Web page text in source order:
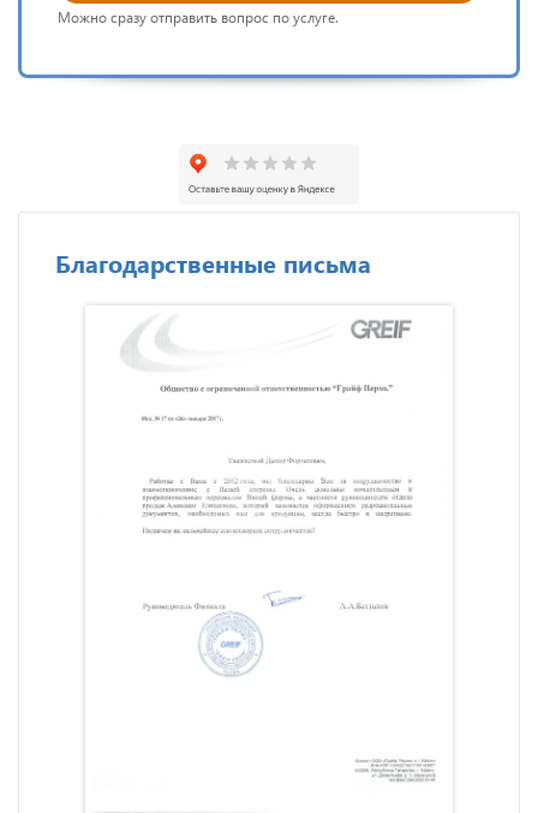
Можно сразу отправить вопрос по услуге.
Благодарственные письма